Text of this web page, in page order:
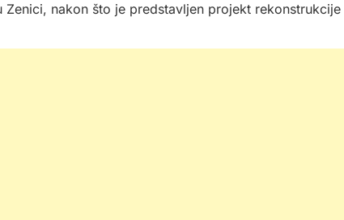
nakon što je predstavljen projekt rekonstrukcije